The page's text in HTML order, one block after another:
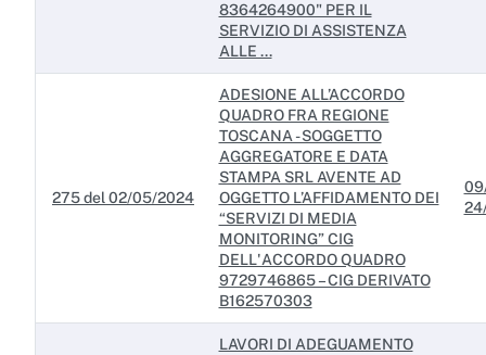
8364264900" PER IL
SERVIZIO DI ASSISTENZA
ALLE ...
275 del 02/05/2024
ADESIONE ALL’ACCORDO
QUADRO FRA REGIONE
TOSCANA - SOGGETTO
AGGREGATORE E DATA
STAMPA SRL AVENTE AD
OGGETTO L’AFFIDAMENTO DEI
“SERVIZI DI MEDIA
MONITORING” CIG
DELL'ACCORDO QUADRO
9729746865 – CIG DERIVATO
B162570303
LAVORI DI ADEGUAMENTO